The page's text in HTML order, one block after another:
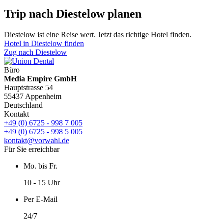
Trip nach Diestelow planen
Diestelow ist eine Reise wert. Jetzt das richtige Hotel finden.
Hotel in Diestelow finden
Zug nach Diestelow
Büro
Media Empire GmbH
Hauptstrasse 54
55437 Appenheim
Deutschland
Kontakt
+49 (0) 6725 - 998 7 005
+49 (0) 6725 - 998 5 005
kontakt@vorwahl.de
Für Sie erreichbar
Mo. bis Fr.
10 - 15 Uhr
Per E-Mail
24/7